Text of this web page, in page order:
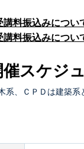
料振込みについ
料振込みについ
スケジ
、ＣＰＤは建築系